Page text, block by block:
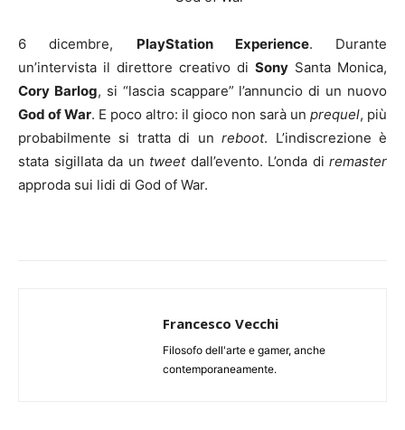
6 dicembre, PlayStation Experience. Durante
un’intervista il direttore creativo di Sony Santa Monica,
Cory Barlog, si “lascia scappare” l’annuncio di un nuovo
God of War. E poco altro: il gioco non sarà un prequel, più
probabilmente si tratta di unreboot. L’indiscrezione è
stata sigillata da un tweetdall’evento. L’onda di remaster
approda sui lidi di God of War.
Francesco Vecchi
Filosofo dell'arte e gamer, anche
contemporaneamente.